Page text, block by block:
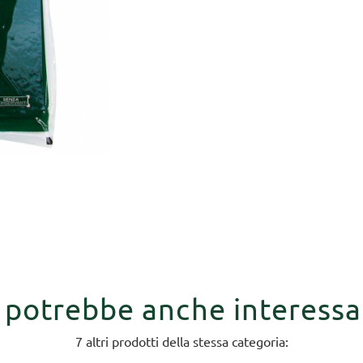
potrebbe anche
7 altri prodotti della stessa categoria: